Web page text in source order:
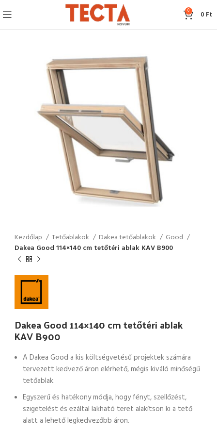
0 0 Ft
Kezdőlap Tetőablakok Dakea tetőablakok
Good
Dakea Good 114×140 cm tetőtéri ablak KAV B900
Dakea Good 114×140 cm tetőtéri ablak
KAV B900
A Dakea Good a kis költségvetésű projektek számára
tervezett kedvező áron elérhető, mégis kiváló minőségű
tetőablak.
Egyszerű és hatékony módja, hogy fényt, szellőzést,
szigetelést és ezáltal lakható teret alakítson ki a tető
alatt a lehető legkedvezőbb áron.